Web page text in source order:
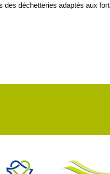
des déchetteries adaptés aux